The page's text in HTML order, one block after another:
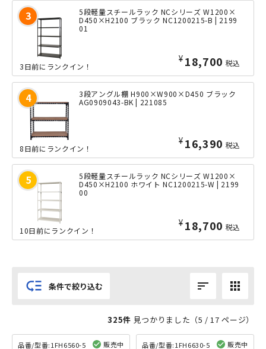
5段軽量スチールラック NCシリーズ W1200×
D450×H2100 ブラック NC1200215-B | 2199
01
¥ 18,700 税込
3日前にランクイン！
3段アングル棚 H900×W900×D450 ブラック
AG0909043-BK | 221085
¥ 16,390 税込
8日前にランクイン！
5段軽量スチールラック NCシリーズ W1200×
D450×H2100 ホワイト NC1200215-W | 2199
00
¥ 18,700 税込
10日前にランクイン！
low_priority 条件で絞り込む sort apps
325件 見つかりました（5 / 17 ページ）
品番/型番:1FH6560-5 販売中 品番/型番:1FH6630-5 販売中